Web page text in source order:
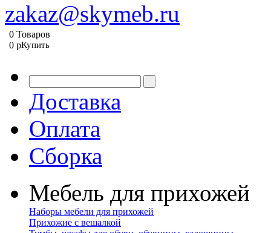
zakaz@skymeb.ru
0 Товаров
0 pКупить
Доставка
Оплата
Сборка
Мебель для прихожей
Наборы мебели для прихожей
Прихожие с вешалкой